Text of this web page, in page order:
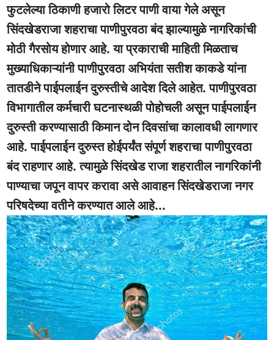
फुटलेल्या ठिकाणी हजारो लिटर पाणी वाया गेले असून
सिंदखेडराजा शहराचा पाणीपुरवठा बंद झाल्यामुळे नागरिकांची
मोठी गैरसोय होणार आहे. या प्रकाराची माहिती मिळताच
मुख्याधिकाऱ्यांनी पाणीपुरवठा अभियंता सतीश काकडे यांना
तातडीने पाईपलाईन दुरुस्तीचे आदेश दिले आहेत. पाणीपुरवठा
विभागातील कर्मचारी घटनास्थळी पोहोचली असून पाईपलाईन
दुरुस्ती करण्यासाठी किमान दोन दिवसांचा कालावधी लागणार
आहे. पाईपलाईन दुरुस्त होईपर्यंत संपूर्ण शहराचा पाणीपुरवठा
बंद राहणार आहे. त्यामुळे सिंदखेड राजा शहरातील नागरिकांनी
पाण्याचा जपून वापर करावा असे आवाहन सिंदखेडराजा नगर
परिषदेच्या वतीने करण्यात आले आहे...